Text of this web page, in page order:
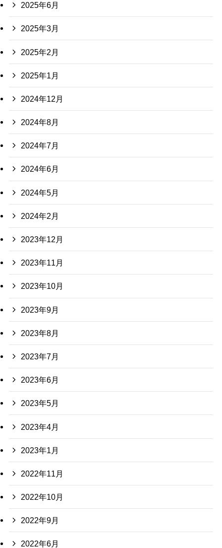
2025年6月
2025年3月
2025年2月
2025年1月
2024年12月
2024年8月
2024年7月
2024年6月
2024年5月
2024年2月
2023年12月
2023年11月
2023年10月
2023年9月
2023年8月
2023年7月
2023年6月
2023年5月
2023年4月
2023年1月
2022年11月
2022年10月
2022年9月
2022年6月